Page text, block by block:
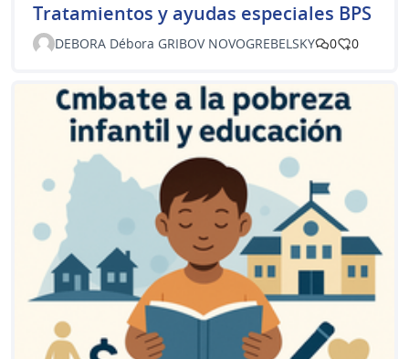
Tratamientos y ayudas especiales BPS
DEBORA Débora GRIBOV NOVOGREBELSKY 0 0